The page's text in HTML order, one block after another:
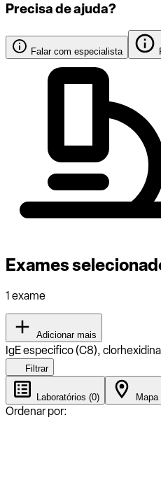
Precisa de ajuda?
Falar com especialista
Exames
1 exame
Adicionar mais
IgE especifico (C8), clorhexidina
Filtrar
Laboratórios (0) Mapa
Ordenar por: